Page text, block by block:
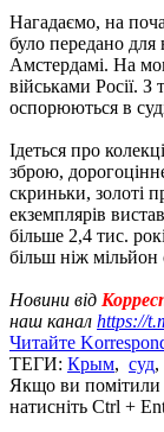
Нагадаємо, на
було передано для
Амстердамі. На
військами Росії. З
оспорюються в
Ідеться про
зброю,
скриньки, золоті
екземплярів
більше 2,4 тис.
більш ніж мільйон
Новини від
наш канал https://
Читайте
ТЕГИ: Крым, суд,
Якщо ви помітили
натисніть Ctrl +